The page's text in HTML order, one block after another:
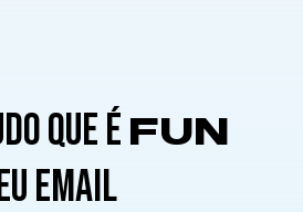
QUE É FUN
EMAIL